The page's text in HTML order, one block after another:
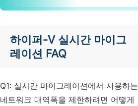
하이퍼-V 실시간 마이그
레이션 FAQ
Q1: 실시간 마이그레이션에서 사용하는
네트워크 대역폭을 제한하려면 어떻게